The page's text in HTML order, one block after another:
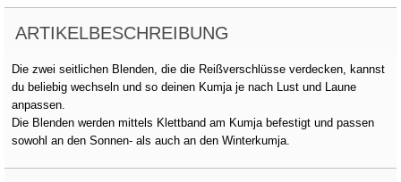
ARTIKELBESCHREIBUNG
Die zwei seitlichen Blenden, die die Reißverschlüsse verdecken, kannst
du beliebig wechseln und so deinen Kumja je nach Lust und Laune
anpassen.
Die Blenden werden mittels Klettband am Kumja befestigt und passen
sowohl an den Sonnen- als auch an den Winterkumja.